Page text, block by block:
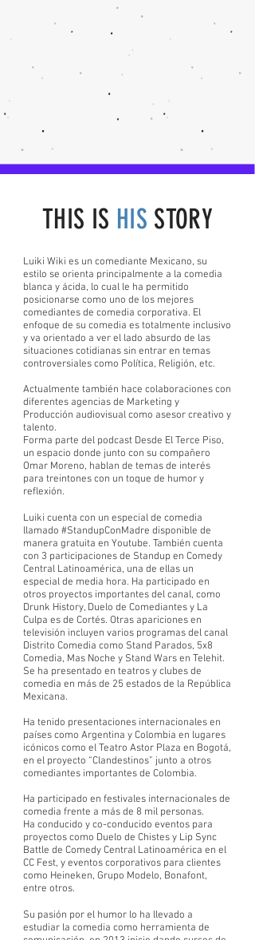
THIS IS HIS STORY
Luiki Wiki es un comediante Mexicano, su
estilo se orienta principalmente a la comedia
blanca y ácida, lo cual le ha permitido
posicionarse como uno de los mejores
comediantes de comedia corporativa. El
enfoque de su comedia es totalmente inclusivo
y va orientado a ver el lado absurdo de las
situaciones cotidianas sin entrar en temas
controversiales como Política, Religión, etc.
Actualmente también hace colaboraciones con
diferentes agencias de Marketing y
Producción audiovisual como asesor creativo y
talento.
Forma parte del podcast Desde El Terce Piso,
un espacio donde junto con su compañero
Omar Moreno, hablan de temas de interés
para treintones con un toque de humor y
reflexión.
Luiki cuenta con un especial de comedia
llamado #StandupConMadre disponible de
manera gratuita en Youtube. También cuenta
con 3 participaciones de Standup en Comedy
Central Latinoamérica, una de ellas un
especial de media hora. Ha participado en
otros proyectos importantes del canal, como
Drunk History, Duelo de Comediantes y La
Culpa es de Cortés. Otras apariciones en
televisión incluyen varios programas del canal
Distrito Comedia como Stand Parados, 5x8
Comedia, Mas Noche y Stand Wars en Telehit.
Se ha presentado en teatros y clubes de
comedia en más de 25 estados de la República
Mexicana.
Ha tenido presentaciones internacionales en
países como Argentina y Colombia en lugares
icónicos como el Teatro Astor Plaza en Bogotá,
en el proyecto “Clandestinos” junto a otros
comediantes importantes de Colombia.
Ha participado en festivales internacionales de
comedia frente a más de 8 mil personas.
Ha conducido y co-conducido eventos para
proyectos como Duelo de Chistes y Lip Sync
Battle de Comedy Central Latinoamérica en el
CC Fest, y eventos corporativos para clientes
como Heineken, Grupo Modelo, Bonafont,
entre otros.
Su pasión por el humor lo ha llevado a
estudiar la comedia como herramienta de